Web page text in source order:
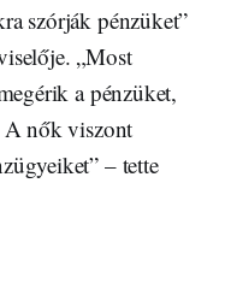
szórják pénzüket”
„Most
a pénzüket,
A nők viszont
– tette